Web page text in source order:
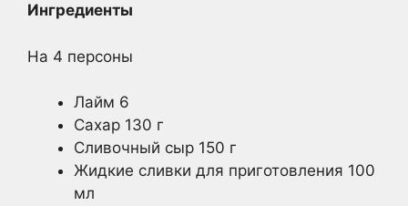
Ингредиенты
На 4 персоны
Лайм 6
Сахар 130 г
Сливочный сыр 150 г
Жидкие сливки для приготовления 100
мл